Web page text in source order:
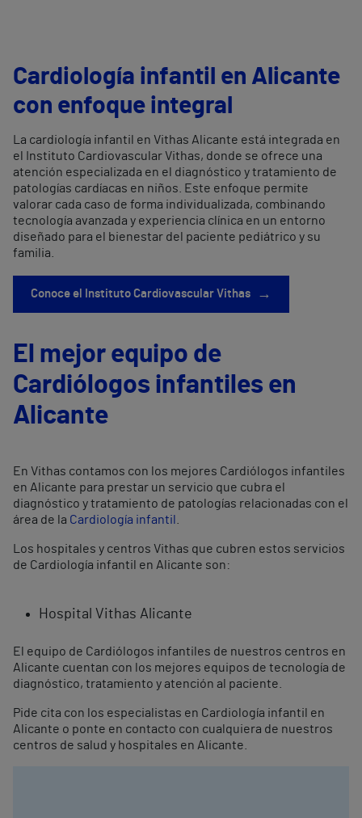
Cardiología infantil en Alicante
con enfoque integral
La cardiología infantil en Vithas Alicante está integrada en
el Instituto Cardiovascular Vithas, donde se ofrece una
atención especializada en el diagnóstico y tratamiento de
patologías cardíacas en niños. Este enfoque permite
valorar cada caso de forma individualizada, combinando
tecnología avanzada y experiencia clínica en un entorno
diseñado para el bienestar del paciente pediátrico y su
familia.
Conoce el Instituto Cardiovascular Vithas →
El mejor equipo de
Cardiólogos infantiles en
Alicante
En Vithas contamos con los mejores Cardiólogos infantiles
en Alicante para prestar un servicio que cubra el
diagnóstico y tratamiento de patologías relacionadas con el
área de la Cardiología infantil
Los hospitales y centros Vithas que cubren estos servicios
de Cardiología infantil en Alicante son:
Hospital Vithas Alicante
El equipo de Cardiólogos infantiles de nuestros centros en
Alicante cuentan con los mejores equipos de tecnología de
diagnóstico, tratamiento y atención al paciente.
Pide cita con los especialistas en Cardiología infantil en
Alicante o ponte en contacto con cualquiera de nuestros
centros de salud y hospitales en Alicante.